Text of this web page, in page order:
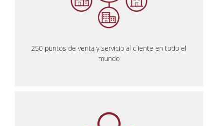
250 puntos de venta y servicio al cliente en todo el
mundo